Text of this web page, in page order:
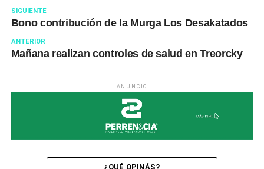
SIGUIENTE
Bono contribución de la Murga Los Desakatados
ANTERIOR
Mañana realizan controles de salud en Treorcky
ANUNCIO
¿QUÉ OPINÁS?